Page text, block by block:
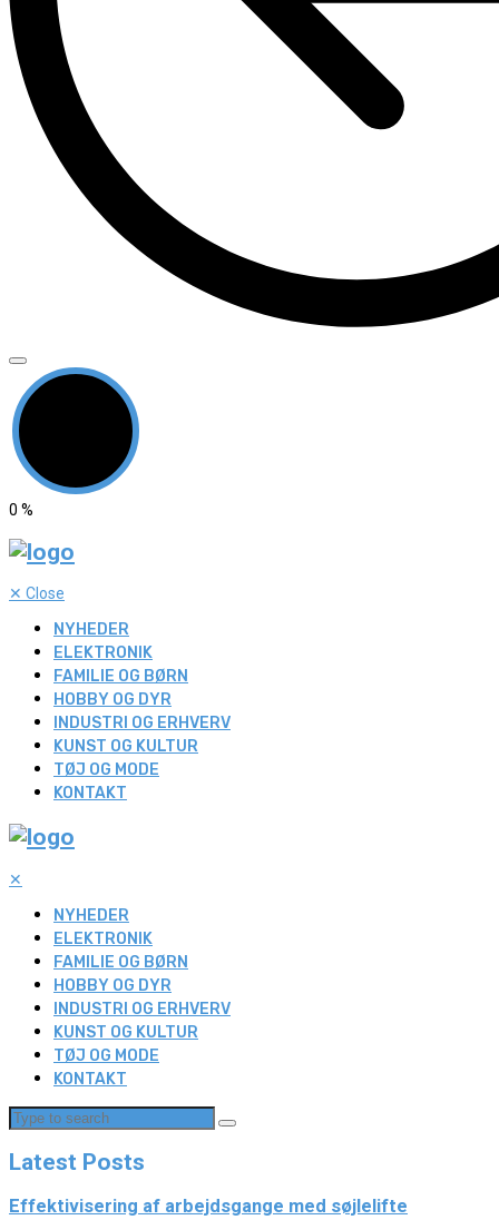
0 %
✕ Close
NYHEDER
ELEKTRONIK
FAMILIE OG BØRN
HOBBY OG DYR
INDUSTRI OG ERHVERV
KUNST OG KULTUR
TØJ OG MODE
KONTAKT
✕
NYHEDER
ELEKTRONIK
FAMILIE OG BØRN
HOBBY OG DYR
INDUSTRI OG ERHVERV
KUNST OG KULTUR
TØJ OG MODE
KONTAKT
Latest Posts
Effektivisering af arbejdsgange med søjlelifte